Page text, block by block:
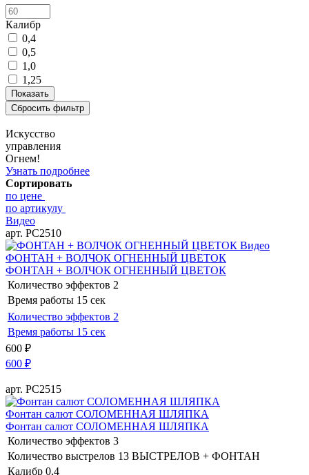
Калибр
0,4
0,5
1,0
1,25
Искусство
управления
Огнем!
Узнать подробнее
Сортировать
по цене
по артикулу
Видео
арт. РС2510
Видео
ФОНТАН + ВОЛЧОК ОГНЕННЫЙ ЦВЕТОК
ФОНТАН + ВОЛЧОК ОГНЕННЫЙ ЦВЕТОК
Количество эффектов 2
Время работы 15 сек
Количество эффектов 2
Время работы 15 сек
600 ₽
600 ₽
арт. РС2515
Фонтан салют СОЛОМЕННАЯ ШЛЯПКА
Фонтан салют СОЛОМЕННАЯ ШЛЯПКА
Количество эффектов 3
Количество выстрелов 13 ВЫСТРЕЛОВ + ФОНТАН
Калибр 0,4